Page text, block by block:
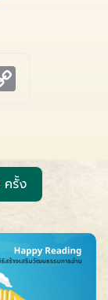
k
ครั้ง